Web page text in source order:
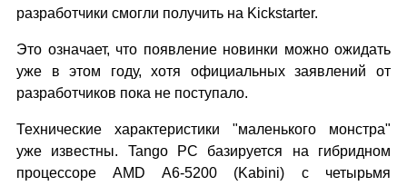
разработчики смогли получить на Kickstarter.
Это означает, что появление новинки можно ожидать
уже в этом году, хотя официальных заявлений от
разработчиков пока не поступало.
Технические характеристики "маленького монстра"
уже известны. Tango PC базируется на гибридном
процессоре AMD A6-5200 (Kabini) с четырьмя